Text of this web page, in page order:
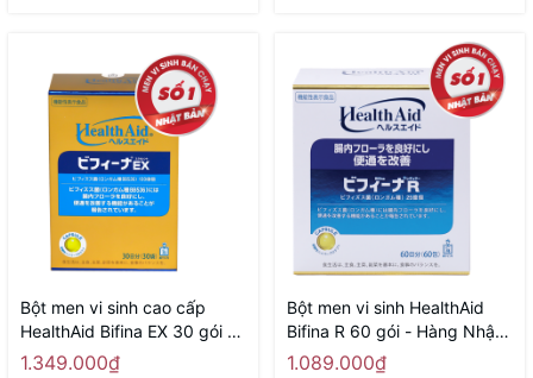
Bột men vi sinh cao cấp
HealthAid Bifina EX 30 gói -
Hàng Nhật chính hãng
1.349.000₫
Bột men vi sinh HealthAid
Bifina R 60 gói - Hàng Nhật
chính hãng
1.089.000₫